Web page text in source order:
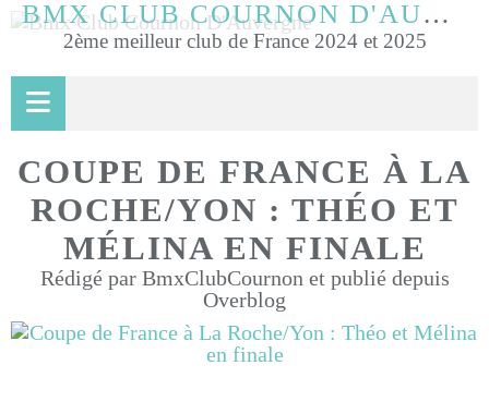
BMX CLUB COURNON D'AUVERGNE
2ème meilleur club de France 2024 et 2025
COUPE DE FRANCE À LA
ROCHE/YON : THÉO ET
MÉLINA EN FINALE
Rédigé par BmxClubCournon et publié depuis
Overblog